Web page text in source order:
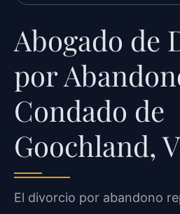
Abogado de
por
Condado de
Goochland,
El divorcio por abandono